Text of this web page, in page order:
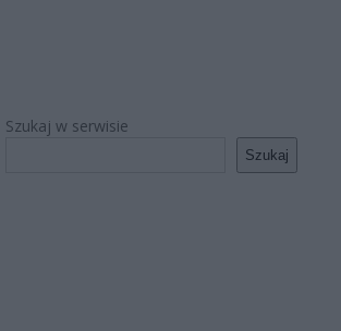
Szukaj w serwisie
Szukaj